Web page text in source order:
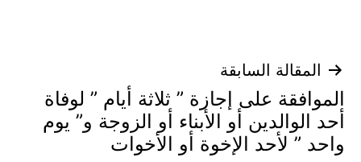
تصفّح
المقالات
المقالة السابقة
الموافقة على إجازة ” ثلاثة أيام ” لوفاة
أحد الوالدين أو الأبناء أو الزوجة و” يوم
واحد ” لأحد الإخوة أو الأخوات